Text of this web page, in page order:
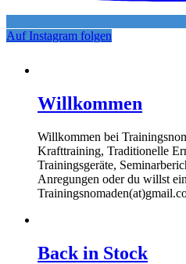
Auf Instagram folgen
Willkommen
Willkommen bei
Krafttraining, Traditionelle
Trainingsgeräte,
Anregungen oder du willst
Back in Stock